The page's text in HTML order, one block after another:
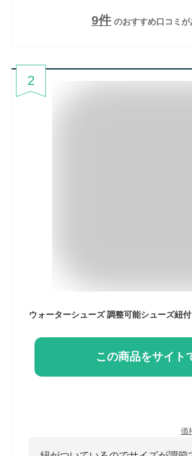
9件 のおすすめ口コミが
2
この商品をサイト
価